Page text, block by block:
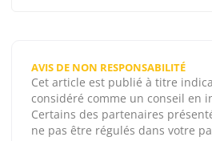
AVIS DE NON RESPONSABILITÉ
Cet article est publié à titre
considéré comme un conseil en
Certains des partenaires
ne pas être régulés dans votre